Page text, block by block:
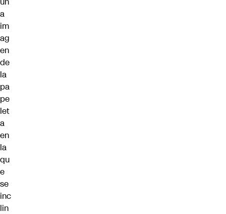
a
im
ag
en
de
la
pa
pe
let
a
en
la
qu
e
se
inc
lin